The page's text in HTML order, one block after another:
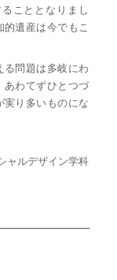
こととなりまし
遺産は今でもこ
問題は多岐にわ
あわてずひとつづ
り多いものにな
ャルデザイン学科